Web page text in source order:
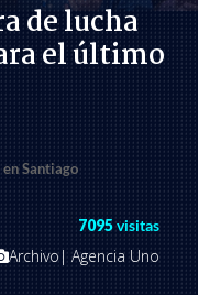
de lucha
el último
Santiago
7095visitas
Archivo| Agencia Uno